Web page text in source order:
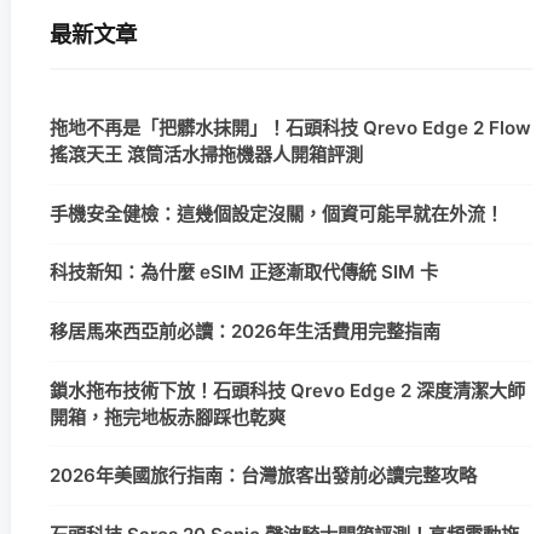
最新文章
拖地不再是「把髒水抹開」！石頭科技 Qrevo Edge 2 Flow
搖滾天王 滾筒活水掃拖機器人開箱評測
手機安全健檢：這幾個設定沒關，個資可能早就在外流！
科技新知：為什麼 eSIM 正逐漸取代傳統 SIM 卡
移居馬來西亞前必讀：2026年生活費用完整指南
鎖水拖布技術下放！石頭科技 Qrevo Edge 2 深度清潔大師
開箱，拖完地板赤腳踩也乾爽
2026年美國旅行指南：台灣旅客出發前必讀完整攻略